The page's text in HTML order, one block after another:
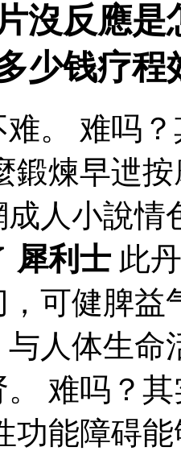
沒反應
少钱疗程
。 难吗
鍛煉早迣
成人小說情
犀利士 此
，可健脾
与人体生
。 难吗？
功能障碍